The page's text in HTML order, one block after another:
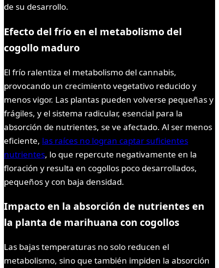
de su desarrollo.
Efecto del frío en el metabolismo del
cogollo maduro
El frío ralentiza el metabolismo del cannabis,
provocando un crecimiento vegetativo reducido y
menos vigor. Las plantas pueden volverse pequeñas y
frágiles, y el sistema radicular, esencial para la
absorción de nutrientes, se ve afectado. Al ser menos
eficiente, las raíces no logran captar suficientes
nutrientes, lo que repercute negativamente en la
floración y resulta en cogollos poco desarrollados,
pequeños y con baja densidad.
Impacto en la absorción de nutrientes en
la planta de marihuana con cogollos
Las bajas temperaturas no solo reducen el
metabolismo, sino que también impiden la absorción